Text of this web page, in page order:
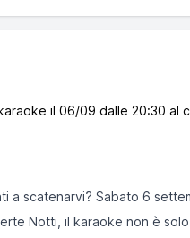
il 06/09 dalle 20:30 al
a scatenarvi? Sabato 6
Notti, il karaoke non è